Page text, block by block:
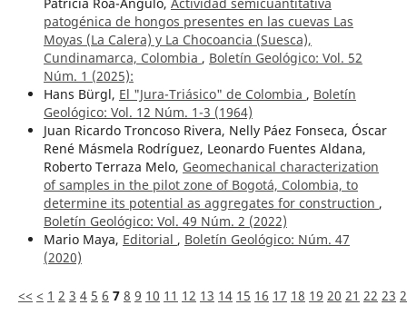
patogénica de hongos presentes en las cuevas Las
Moyas (La Calera) y La Chocoancia (Suesca),
Cundinamarca, Colombia , Boletín Geológico: Vol. 52
Núm. 1 (2025):
Hans Bürgl, El "Jura-Triásico" de Colombia , Boletín
Geológico: Vol. 12 Núm. 1-3 (1964)
Juan Ricardo Troncoso Rivera, Nelly Páez Fonseca, Óscar
René Másmela Rodríguez, Leonardo Fuentes Aldana,
Roberto Terraza Melo, Geomechanical characterization
of samples in the pilot zone of Bogotá, Colombia, to
determine its potential as aggregates for construction ,
Boletín Geológico: Vol. 49 Núm. 2 (2022)
Mario Maya, Editorial , Boletín Geológico: Núm. 47
(2020)
<< < 1 2 3 4 5 6 7 8 9 10 11 12 13 14 15 16 17 18 19 20 21 22 23